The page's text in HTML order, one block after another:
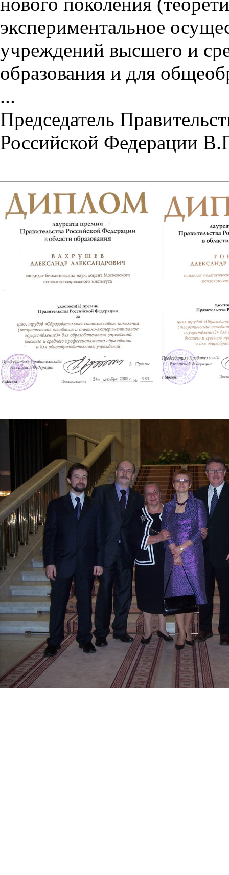
экспериментальное
учреждений высшего и
образования и для
...
Председатель
Российской Федерации